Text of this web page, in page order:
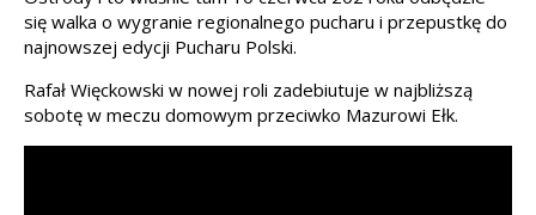
się walka o wygranie regionalnego pucharu i przepustkę do
najnowszej edycji Pucharu Polski.
Rafał Więckowski w nowej roli zadebiutuje w najbliższą
sobotę w meczu domowym przeciwko Mazurowi Ełk.